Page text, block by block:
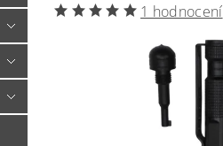
1 hodnocení